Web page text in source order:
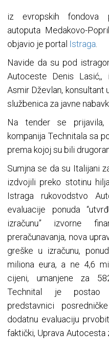
iz evropskih fondova
autoputa Medakovo-
objavio je portal Istraga.
Navide da su pod
Autoceste Denis Lasić,,
Asmir Dževlan, konsultant
službenica za javne
Na tender se prijavila,
kompanija Technitala sa
prema kojoj su bili
Sumjna se da su Italijani
izdvojili preko stotinu
Istraga rukovodstvo
evaluacije ponuda
izračunu” izvorne
preračunavanja, nova
greške u izračunu,
miliona eura, a ne 4,6
cijeni, umanjene za
Technital je postao
predstavnici
dodatnu evaluaciju
faktički, Uprava